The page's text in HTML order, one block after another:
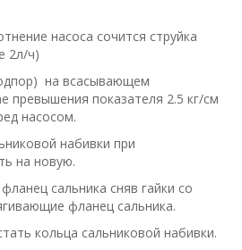
насоса сочится струйка
2л/ч)
на всасывающем
превышения показателя 2.5 кг/см
насосом.
набивки при
на новую.
сальника сняв гайки со
фланец сальника.
кольца сальниковой набивки.